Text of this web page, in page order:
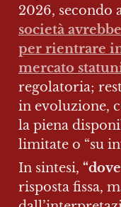
2026, secondo
società
per rientrare
mercato
regolatoria;
in evoluzione,
la piena
limitate o “su
In sintesi,
risposta fissa,